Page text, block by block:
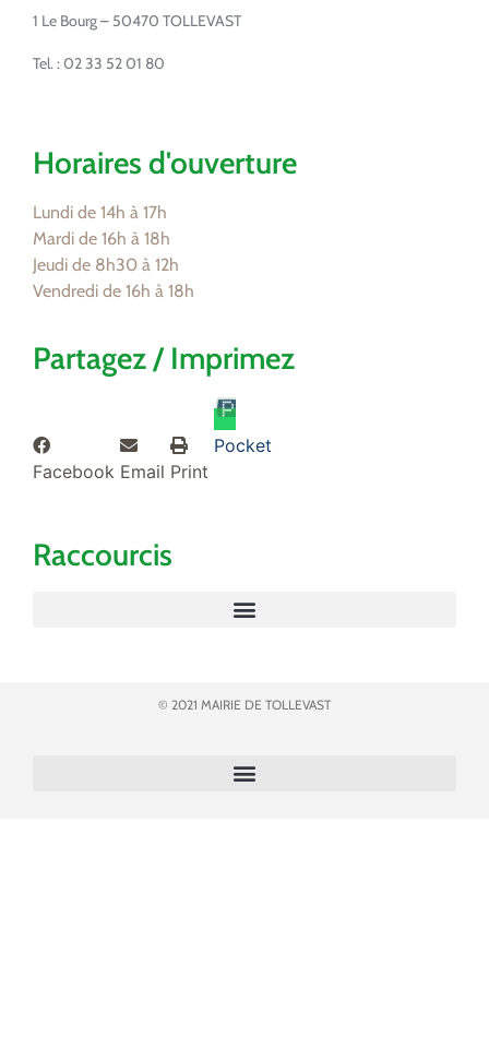
1 Le Bourg – 50470 TOLLEVAST
Tel. : 02 33 52 01 80
Horaires d'ouverture
Lundi de 14h à 17h
Mardi de 16h à 18h
Jeudi de 8h30 à 12h
Vendredi de 16h à 18h
Partagez / Imprimez
Facebook Email Print
Pocket
Raccourcis
© 2021 MAIRIE DE TOLLEVAST